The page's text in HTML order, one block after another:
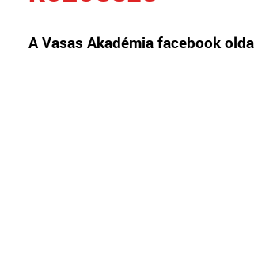
A Vasas Akadémia facebook